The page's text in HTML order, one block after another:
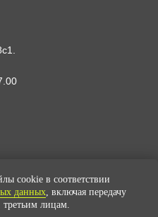
.
cookie в соответствии
данных, включая передачу
лицам.